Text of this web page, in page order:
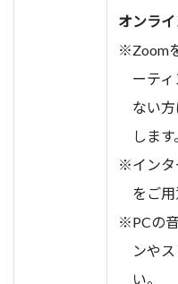
オンラ
※Zoom
ーテ
ない
します
※インタ
をご用
※PCの
ンや
い。